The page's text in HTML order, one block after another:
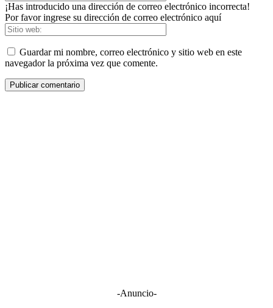
¡Has introducido una dirección de correo electrónico incorrecta!
Por favor ingrese su dirección de correo electrónico aquí
Guardar mi nombre, correo electrónico y sitio web en este
navegador la próxima vez que comente.
-Anuncio-